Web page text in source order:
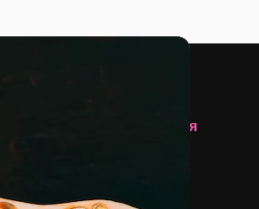
ИИ
Компания
Reviews